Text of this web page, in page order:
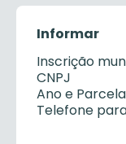
Informar
Inscrição
CNPJ
Ano e
Telefone